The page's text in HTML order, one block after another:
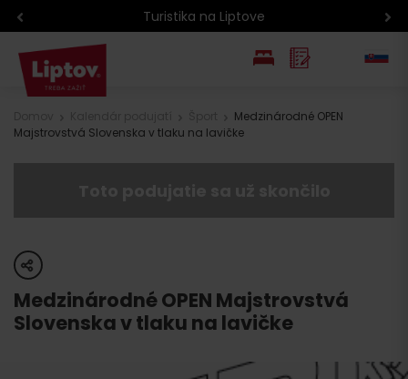
Turistika na Liptove
Medzinárodné OPEN
Majstrovstvá Slovenska v tlaku na lavičke
share
Medzinárodné OPEN Majstrovstvá
Slovenska v tlaku na lavičke